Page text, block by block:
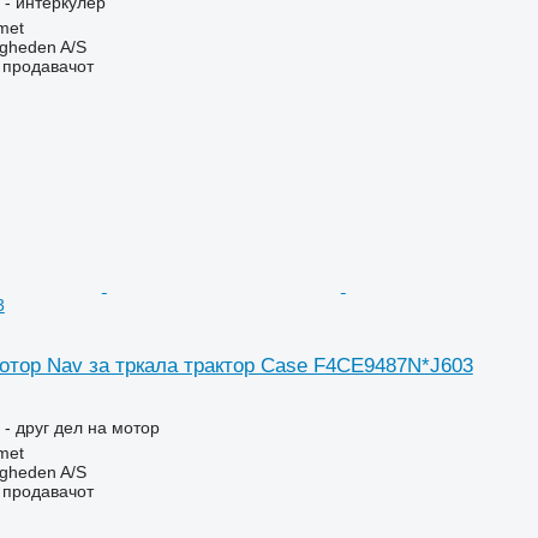
A/S
продавачот
Nav за тркала трактор Case F4CE9487N*J603
друг дел на мотор
A/S
продавачот